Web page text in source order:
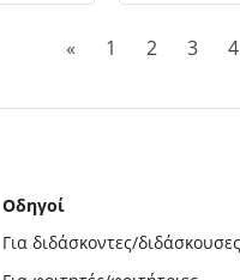
«
Προηγούμενη
1 2 3 4
Οδηγοί
Για διδάσκοντες/διδάσκουσες